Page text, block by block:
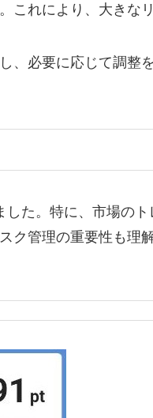
これにより、大きな
、必要に応じて調整
た。特に、市場の
ク管理の重要性も理